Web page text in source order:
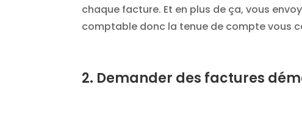
chaque facture. Et en plus de ça, vous
comptable donc la tenue de compte vous
2. Demander des factures